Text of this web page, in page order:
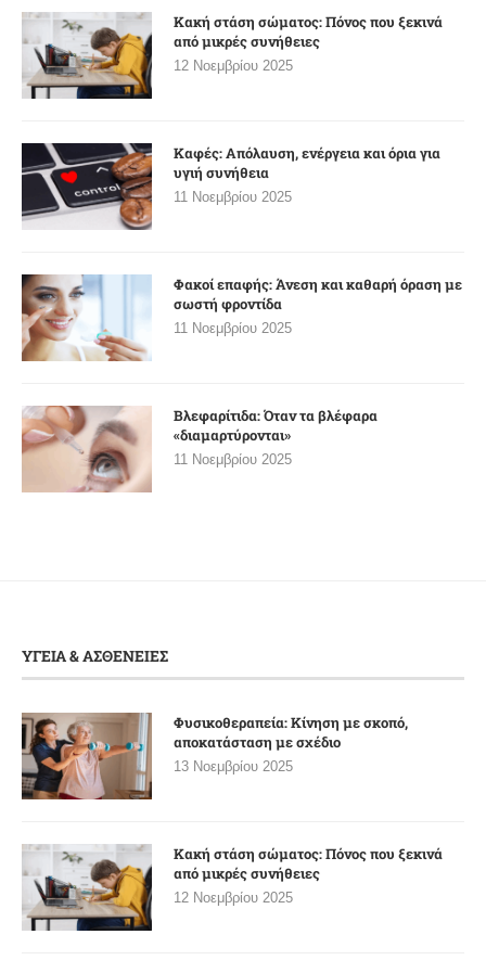
Κακή στάση σώματος: Πόνος που ξεκινά
από μικρές συνήθειες
12 Νοεμβρίου 2025
Καφές: Απόλαυση, ενέργεια και όρια για
υγιή συνήθεια
11 Νοεμβρίου 2025
Φακοί επαφής: Άνεση και καθαρή όραση με
σωστή φροντίδα
11 Νοεμβρίου 2025
Βλεφαρίτιδα: Όταν τα βλέφαρα
«διαμαρτύρονται»
11 Νοεμβρίου 2025
ΥΓΕΙΑ & ΑΣΘΕΝΕΙΕΣ
Φυσικοθεραπεία: Κίνηση με σκοπό,
αποκατάσταση με σχέδιο
13 Νοεμβρίου 2025
Κακή στάση σώματος: Πόνος που ξεκινά
από μικρές συνήθειες
12 Νοεμβρίου 2025